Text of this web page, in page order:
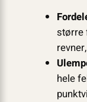
større
hele